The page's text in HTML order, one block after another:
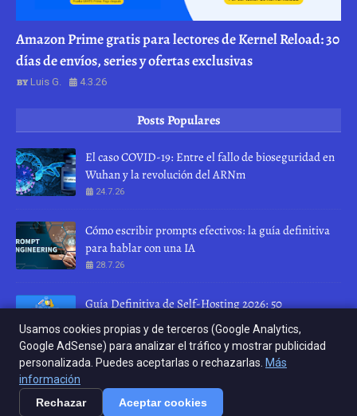
Amazon Prime gratis para lectores de Kernel Reload: 30
días de envíos, series y ofertas exclusivas
Luis G. 4.3.26
Posts Populares
El caso COVID-19: Entre el fallo de bioseguridad en
Wuhan y la revolución del ARNm
24.7.26
Cómo escribir prompts efectivos: la guía definitiva
para hablar con una IA
28.7.26
Guía Definitiva de Self-Hosting 2026: 50
herramientas para recuperar tu privacidad
10.4.26
Crafted with byKERNEL RELOAD
Crafted with TemplatesYard| Distributed by
Usamos cookies propias y de terceros (Google Analytics,
Google AdSense) para analizar el tráfico y mostrar publicidad
personalizada. Puedes aceptarlas o rechazarlas. Más
información
Rechazar
Aceptar cookies